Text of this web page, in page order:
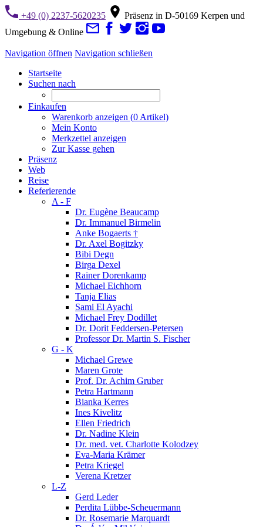
+49 (0) 2237-5620235
Präsenz in D-50169 Kerpen und
Umgebung & Online
Navigation öffnen Navigation schließen
Startseite
Suchen nach
Einkaufen
Warenkorb anzeigen (0 Artikel)
Mein Konto
Merkzettel anzeigen
Zur Kasse gehen
Präsenz
Web
Reise
Referierende
A - F
Dr. Eugène Beaucamp
Dr. Immanuel Birmelin
Anke Bogaerts †
Dr. Axel Bogitzky
Bibi Degn
Birga Dexel
Rainer Dorenkamp
Michael Eichhorn
Tanja Elias
Sami El Ayachi
Michael Frey Dodillet
Dr. Dorit Feddersen-Petersen
Professor Dr. Martin S. Fischer
G - K
Michael Grewe
Maren Grote
Prof. Dr. Achim Gruber
Petra Hartmann
Bianka Kerres
Ines Kivelitz
Ellen Friedrich
Dr. Nadine Klein
Dr. med. vet. Charlotte Kolodzey
Eva-Maria Krämer
Petra Kriegel
Verena Kretzer
L-Z
Gerd Leder
Perdita Lübbe-Scheuermann
Dr. Rosemarie Marquardt